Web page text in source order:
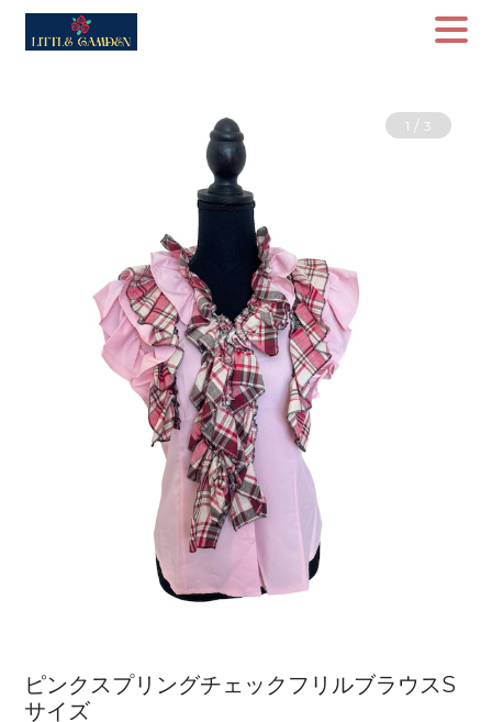
1 / 3
ピンクスプリングチェックフリルブラウスS
サイズ